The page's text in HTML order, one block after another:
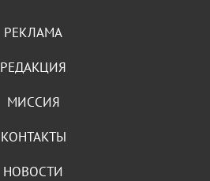
РЕКЛАМА
РЕДАКЦИЯ
МИССИЯ
КОНТАКТЫ
НОВОСТИ